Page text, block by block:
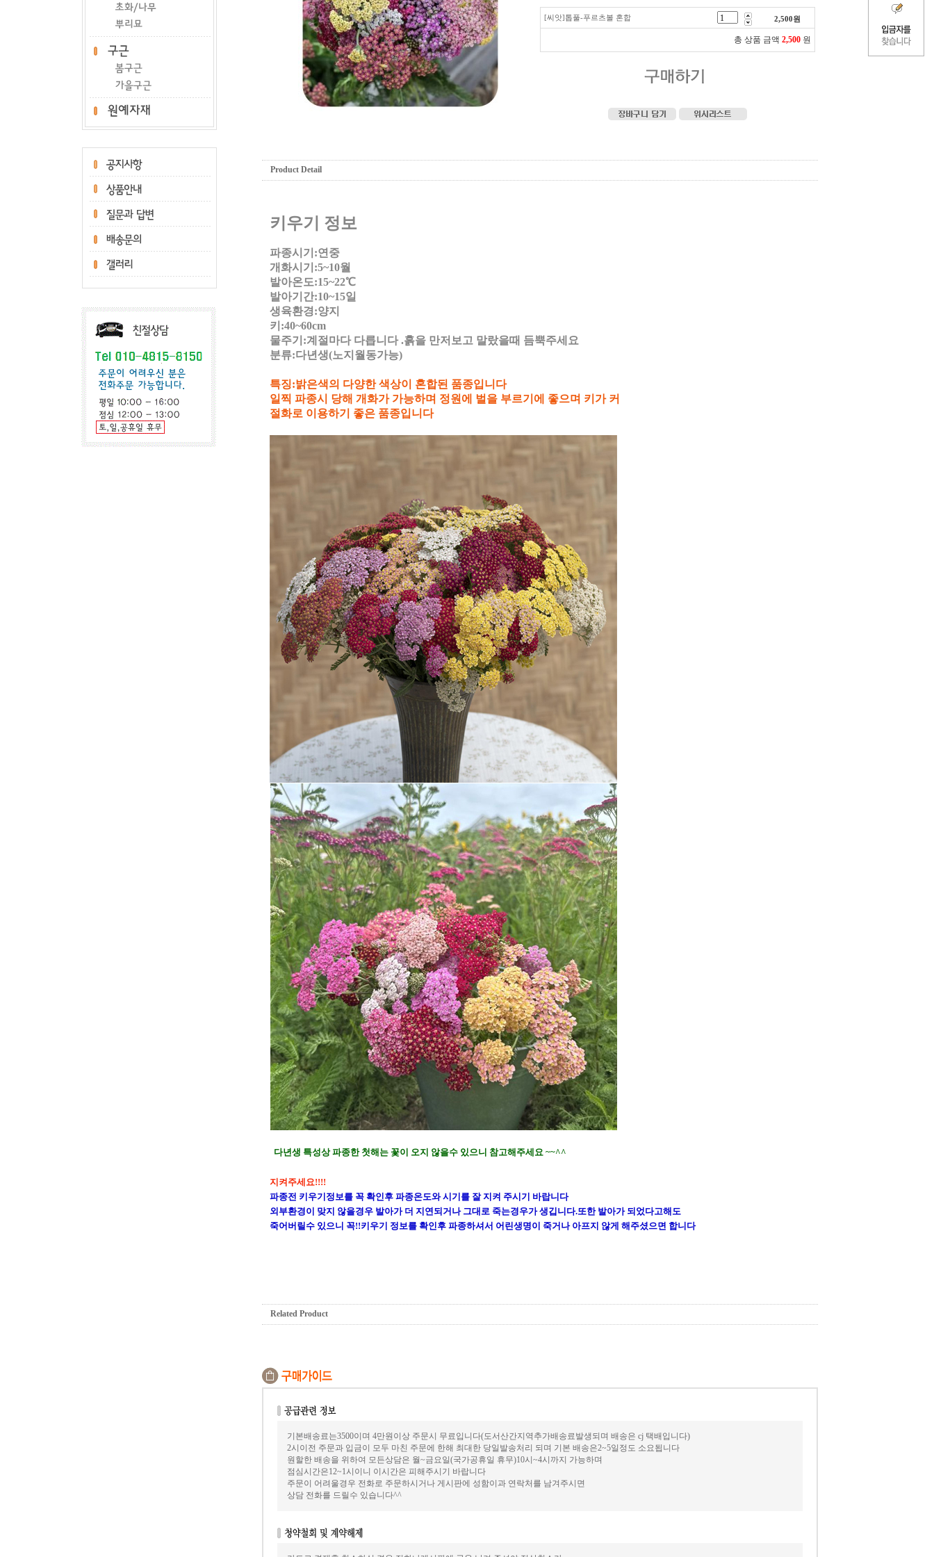
[씨앗]톱풀-푸르츠볼 혼합 2,500원
총 상품 금액 2,500 원
Product Detail
키우기 정보
파종시기:연중
개화시기:5~10월
발아온도:15~22℃
발아기간:10~15일
생육환경:양지
키:40~60cm
물주기:계절마다 다릅니다 .흙을 만저보고 말랐을때 듬뿍주세요
분류:다년생(노지월동가능)
특징:밝은색의 다양한 색상이 혼합된 품종입니다
일찍 파종시 당해 개화가 가능하며 정원에 벌을 부르기에 좋으며 키가 커
절화로 이용하기 좋은 품종입니다
다년생 특성상 파종한 첫해는 꽃이 오지 않을수 있으니 참고해주세요 ~~^^
지켜주세요!!!!
파종전 키우기정보를 꼭 확인후 파종온도와 시기를 잘 지켜 주시기 바랍니다
외부환경이 맞지 않을경우 발아가 더 지연되거나 그대로 죽는경우가 생깁니다.또한 발아가 되었다고해도
죽어버릴수 있으니 꼭!!키우기 정보를 확인후 파종하셔서 어린생명이 죽거나 아프지 않게 해주셨으면 합니다
Related Product
기본배송료는3500이며 4만원이상 주문시 무료입니다(도서산간지역추가배송료발생되며 배송은 cj 택배입니다)
2시이전 주문과 입금이 모두 마친 주문에 한해 최대한 당일발송처리 되며 기본 배송은2~5일정도 소요됩니다
원할한 배송을 위하여 모든상담은 월~금요일(국가공휴일 휴무)10시~4시까지 가능하며
점심시간은12~1시이니 이시간은 피해주시기 바랍니다
주문이 어려울경우 전화로 주문하시거나 게시판에 성함이과 연락처를 남겨주시면
상담 전화를 드릴수 있습니다^^